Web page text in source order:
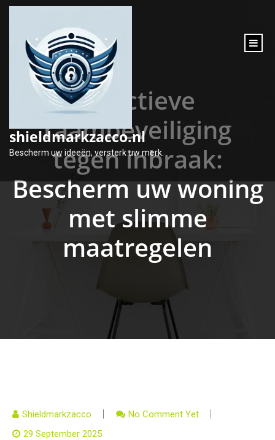
inhoud
shieldmarkzacco.nl
Bescherm uw ideeën, versterk uw merk.
Effectieve
raambeveiliging
tegen inbraak:
Bescherm uw woning
met slimme
maatregelen
Shieldmarkzacco
No Comment Yet
29 September 2025